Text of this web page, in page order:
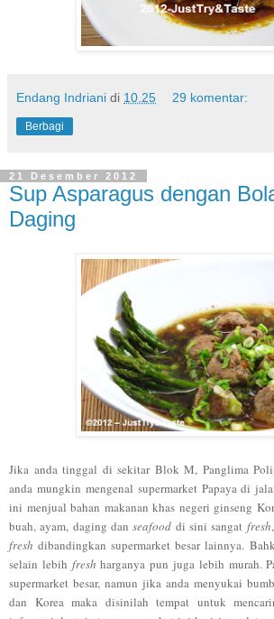
Endang Indriani di 10.25 29 komentar:
Berbagi
21 Desember 2012
Sup Asparagus dengan
Daging
Jika anda tinggal di sekitar Blok M, Panglima
anda mungkin mengenal supermarket Papaya di
ini menjual bahan makanan khas negeri ginseng
buah,ayam, daging danseafood di sini sangat fresh
freshdibandingkan supermarket besar lainnya.
selain lebih fresh harganya pun juga lebih murah.
supermarket besar, namun jika anda menyukai
dan Korea maka disinilah tempat untuk